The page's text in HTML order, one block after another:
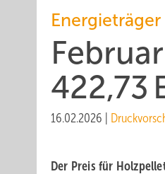
Energieträger
422,73
16.02.2026
Der Preis für